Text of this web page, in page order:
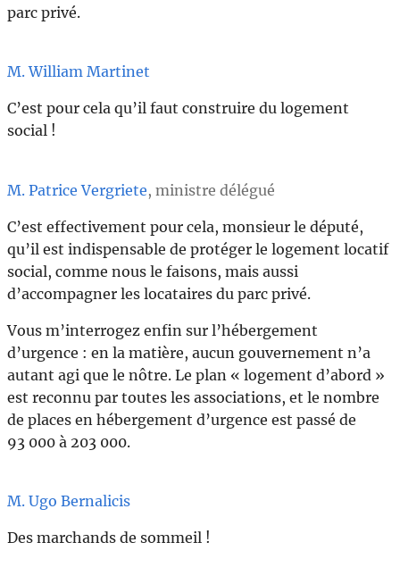
parc privé.
M. William Martinet
C’est pour cela qu’il faut construire du logement
social !
M. Patrice Vergriete, ministre délégué
C’est effectivement pour cela, monsieur le député,
qu’il est indispensable de protéger le logement locatif
social, comme nous le faisons, mais aussi
d’accompagner les locataires du parc privé.
Vous m’interrogez enfin sur l’hébergement
d’urgence : en la matière, aucun gouvernement n’a
autant agi que le nôtre. Le plan « logement d’abord »
est reconnu par toutes les associations, et le nombre
de places en hébergement d’urgence est passé de
93 000 à 203 000.
M. Ugo Bernalicis
Des marchands de sommeil !